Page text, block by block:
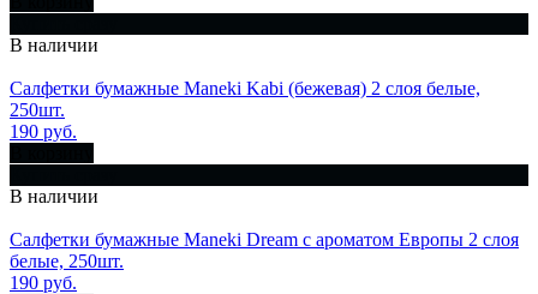
В наличии
Салфетки бумажные Maneki Kabi (бежевая) 2 слоя белые,
250шт.
190 руб.
В наличии
Салфетки бумажные Maneki Dream с ароматом Европы 2 слоя
белые, 250шт.
190 руб.